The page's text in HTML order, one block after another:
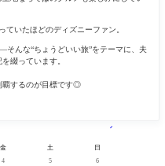
ていたほどのディズニーファン。
んな“ちょうどいい旅”をテーマに、夫
綴っています。
覇するのが目標です◎
金 土
日
4 5
6